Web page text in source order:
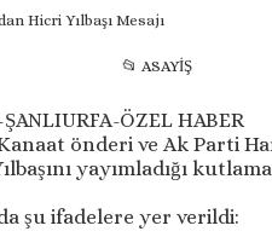
📂 ASAYİŞ
ÖZEL HABER
önderi ve Ak Parti
yayımladığı
şu ifadelere yer verildi: